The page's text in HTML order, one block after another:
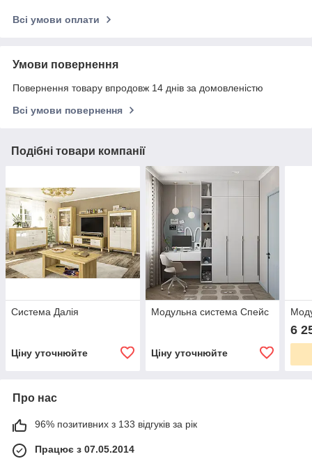
Всі умови оплати
Умови повернення
Повернення товару впродовж 14 днів за домовленістю
Всі умови повернення
Подібні товари компанії
Система Далія
Ціну уточнюйте
Модульна система Спейс
Ціну уточнюйте
6
Про нас
96% позитивних з 133 відгуків за рік
Працює з 07.05.2014